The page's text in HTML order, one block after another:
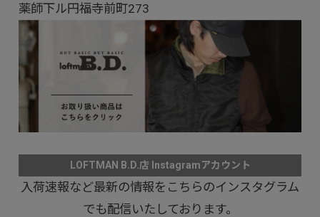
薬師下ル円福寺前町273
LOFTMAN B.D.店 Instagramアカウント
入荷速報など最新の情報をこちらのインスタグラム
でも配信いたしております。